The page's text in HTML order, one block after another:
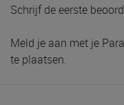
Schrijf de eerste
Meld je aan met je
te plaatsen.